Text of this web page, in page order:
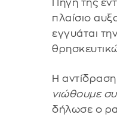
Πηγή της
πλαίσιο
εγγυάται
Η
νιώθουμε
δήλωσε ο